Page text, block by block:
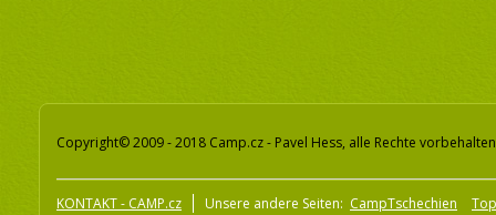
Copyright© 2009 - 2018 Camp.cz - Pavel Hess, alle Rechte vorbehalten
KONTAKT - CAMP.cz Unsere andere Seiten: CampTschechien